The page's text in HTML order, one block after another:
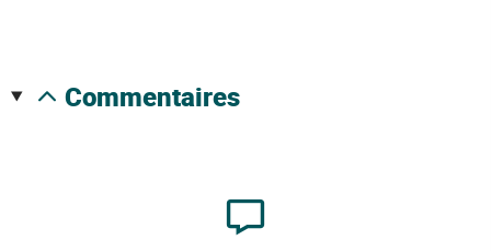
commentaires